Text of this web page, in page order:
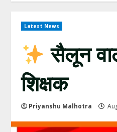
Latest News
सैलून
शिक्षक
Priyanshu Malhotra